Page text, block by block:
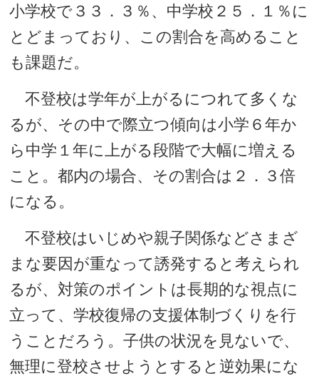
小学校で３３．３％、中学校２５．１％に
とどまっており、この割合を高めること
も課題だ。
不登校は学年が上がるにつれて多くな
るが、その中で際立つ傾向は小学６年か
ら中学１年に上がる段階で大幅に増える
こと。都内の場合、その割合は２．３倍
になる。
不登校はいじめや親子関係などさまざ
まな要因が重なって誘発すると考えられ
るが、対策のポイントは長期的な視点に
立って、学校復帰の支援体制づくりを行
うことだろう。子供の状況を見ないで、
無理に登校させようとすると逆効果にな